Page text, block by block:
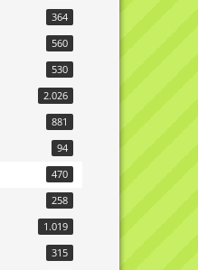
364
560
530
2.026
881
94
470
258
1.019
315